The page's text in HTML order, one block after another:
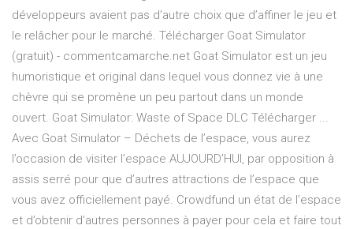
développeurs avaient pas d’autre choix que d’affiner le jeu et
le relâcher pour le marché. Télécharger Goat Simulator
(gratuit) - commentcamarche.net Goat Simulator est un jeu
humoristique et original dans lequel vous donnez vie à une
chèvre qui se promène un peu partout dans un monde
ouvert. Goat Simulator: Waste of Space DLC Télécharger ...
Avec Goat Simulator – Déchets de l’espace, vous aurez
l’occasion de visiter l’espace AUJOURD’HUI, par opposition à
assis serré pour que d’autres attractions de l’espace que
vous avez officiellement payé. Crowdfund un état de l’espace
et d’obtenir d’autres personnes à payer pour cela et faire tout